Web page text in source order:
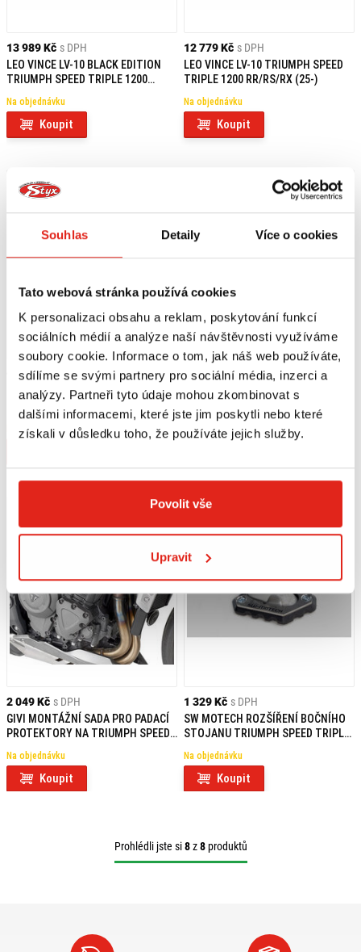
Souhlas Detaily Více o cookies
Tato webová stránka používá cookies
K personalizaci obsahu a reklam, poskytování funkcí
sociálních médií a analýze naší návštěvnosti využíváme
soubory cookie. Informace o tom, jak náš web používáte,
sdílíme se svými partnery pro sociální média, inzerci a
analýzy. Partneři tyto údaje mohou zkombinovat s
dalšími informacemi, které jste jim poskytli nebo které
získali v důsledku toho, že používáte jejich služby.
Povolit vše
Upravit
13 989 Kč s DPH
LEO VINCE LV-10 BLACK EDITION
TRIUMPH SPEED TRIPLE 1200
Na objednávku
Koupit
12 779 Kč s DPH
LEO VINCE LV-10 TRIUMPH SPEED
TRIPLE 1200 RR/RS/RX (25-)
Na objednávku
Koupit
9 649 Kč s DPH
SW MOTECH PRO BLAZE H BOČNÉ
TAŠKY TRIUMPH SPEED TRIPLE
1200 RR/RS (21-)
Na objednávku
3 139 Kč s DPH
GIVI DRŽÁK BOČNÍCH TAŠEK
(21) TR6420
Na objednávku
2 049 Kč s DPH
GIVI MONTÁŽNÍ SADA PRO PADACÍ
PROTEKTORY NA TRIUMPH SPEED
Na objednávku
Koupit
1 329 Kč s DPH
SW MOTECH ROZŠÍŘENÍ BOČNÍHO
STOJANU TRIUMPH SPEED TRIPLE
Na objednávku
Koupit
Prohlédli jste si8z8produktů